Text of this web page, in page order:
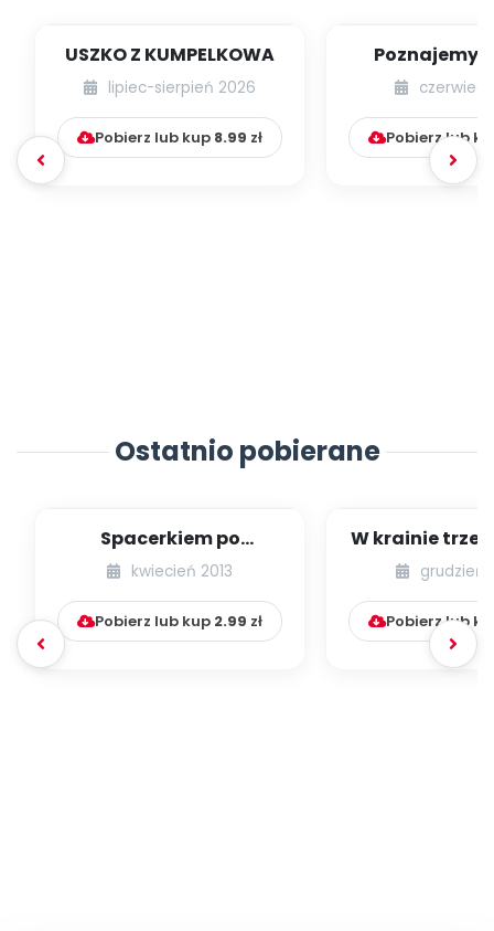
USZKO Z KUMPELKOWA
lipiec-sierpień 2026
Pobierz lub kup 8.99 zł
Poznajemy
czerwiec
Pobierz lub
Ostatnio pobierane
Spacerkiem po
Krakowie (inscenizacja
muzyczno-ruchowa)
kwiecień 2013
Pobierz lub kup 2.99 zł
W krainie
grudzień
Pobierz lub